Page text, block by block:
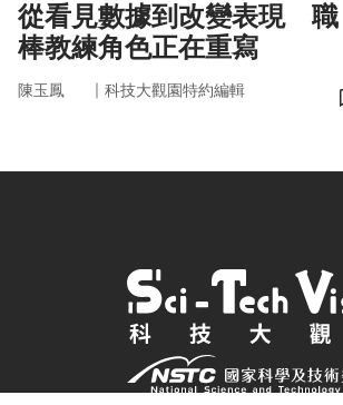
從看見數據到改變表現 職
棒教練角色正在重寫
陳玉鳳 ｜ 科技大觀園特約編輯